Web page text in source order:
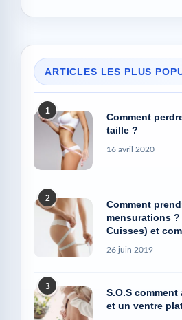
ARTICLES LES PLUS
1
Comment
taille ?
16 avril 2020
2
Comment
mensurations ?
Cuisses) et
26 juin 2019
3
S.O.S
et un ventre